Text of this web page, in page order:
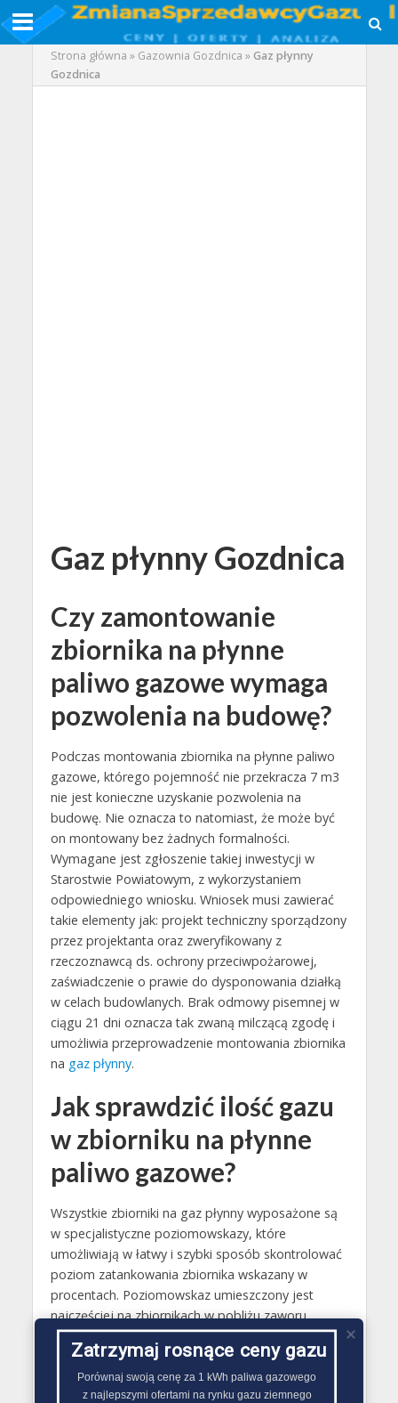
Strona główna » Gazownia Gozdnica »Gaz płynny
Gozdnica
Gaz płynny Gozdnica
Czy zamontowanie
zbiornika na płynne
paliwo gazowe wymaga
pozwolenia na budowę?
Podczas montowania zbiornika na płynne paliwo
gazowe, którego pojemność nie przekracza 7 m3
nie jest konieczne uzyskanie pozwolenia na
budowę. Nie oznacza to natomiast, że może być
on montowany bez żadnych formalności.
Wymagane jest zgłoszenie takiej inwestycji w
Starostwie Powiatowym, z wykorzystaniem
odpowiedniego wniosku. Wniosek musi zawierać
takie elementy jak: projekt techniczny sporządzony
przez projektanta oraz zweryfikowany z
rzeczoznawcą ds. ochrony przeciwpożarowej,
zaświadczenie o prawie do dysponowania działką
w celach budowlanych. Brak odmowy pisemnej w
ciągu 21 dni oznacza tak zwaną milczącą zgodę i
umożliwia przeprowadzenie montowania zbiornika
na gaz płynny.
Jak sprawdzić ilość gazu
w zbiorniku na płynne
paliwo gazowe?
Wszystkie zbiorniki na gaz płynny wyposażone są
w specjalistyczne poziomowskazy, które
umożliwiają w łatwy i szybki sposób skontrolować
poziom zatankowania zbiornika wskazany w
procentach. Poziomowskaz umieszczony jest
najczęściej na zbiornikach w pobliżu zaworu
bezpieczeństwa. W wielu sytuacjach wyrażone
przez nie wskazania napełnienia zbiornika
oznaczone są także czerwonym kolorem od mniej
więcej 20%, który wskazuje konieczność
Zatrzymaj rosnące ceny gazu
Porównaj swoją cenę za 1 kWh paliwa gazowego
z najlepszymi ofertami na rynku gazu ziemnego